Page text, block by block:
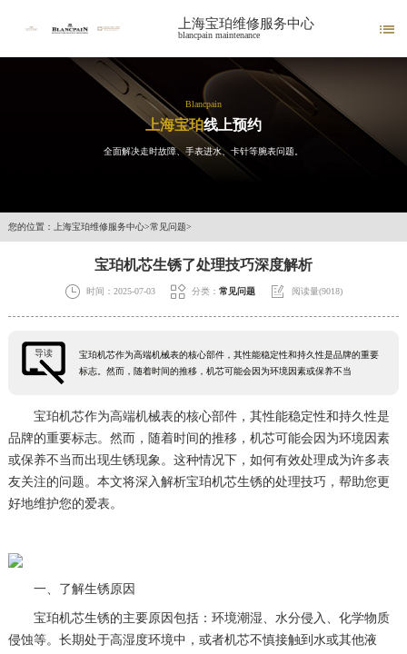
上海宝珀维修服务中心
blancpain maintenance 
Blancpain
上海宝珀线上预约
全面解决走时故障、手表进水、卡针等腕表问题。
您的位置： 上海宝珀维修服务中心>常见问题>
宝珀机芯生锈了处理技巧深度解析
 时间：2025-07-03  分类： 常见问题  阅读量(9018)
导读
宝珀机芯作为高端机械表的核心部件，其性能稳定性和持久性是品牌的重要
标志。然而，随着时间的推移，机芯可能会因为环境因素或保养不当
宝珀机芯作为高端机械表的核心部件，其性能稳定性和持久性是
品牌的重要标志。然而，随着时间的推移，机芯可能会因为环境因素
或保养不当而出现生锈现象。这种情况下，如何有效处理成为许多表
友关注的问题。本文将深入解析宝珀机芯生锈的处理技巧，帮助您更
好地维护您的爱表。
一、了解生锈原因
宝珀机芯生锈的主要原因包括：环境潮湿、水分侵入、化学物质
侵蚀等。长期处于高湿度环境中，或者机芯不慎接触到水或其他液